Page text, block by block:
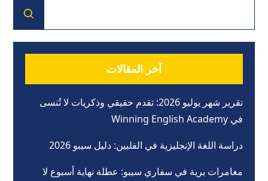
آخر المقالات
تقرير شهر يوليو 2026: تقدم حقيقي وذكريات لا تُنسى
في Winning English Academy
دراسة اللغة الإنجليزية في الفلبين: دليل سيبو 2026
مغامرات برية في سفاري سيبو: عطلة نهاية أسبوع لا